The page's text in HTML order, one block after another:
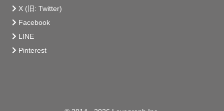
《  🎈 小 道 具  》
撮影に使える小道具をたくさんご用意しています !!
X (旧: Twitter)
Facebook
LINE
Pinterest